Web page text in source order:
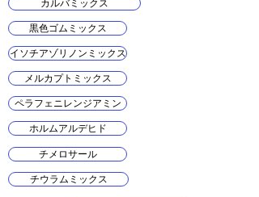
カルバミックス
黒色ゴムミックス
イソチアゾリノンミックス
メルカプトミックス
ペラフェニレンジアミン
ホルムアルデヒド
チメロサール
チウラムミックス